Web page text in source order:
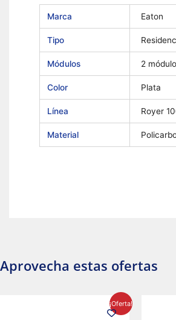
Marca Eaton
Tipo
Módulos 2
Color Plata
Línea Royer
Material
Aprovecha estas ofertas
¡Oferta!
precio